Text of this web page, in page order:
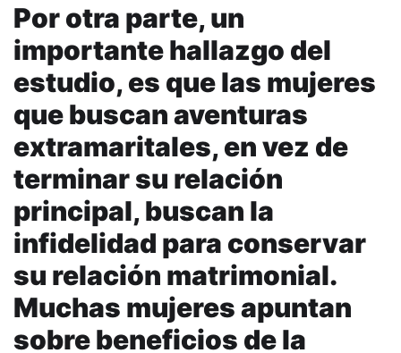
Por otra parte, un
importante hallazgo del
estudio, es que las mujeres
que buscan aventuras
extramaritales, en vez de
terminar su relación
principal, buscan la
infidelidad para conservar
su relación matrimonial.
Muchas mujeres apuntan
sobre beneficios de la